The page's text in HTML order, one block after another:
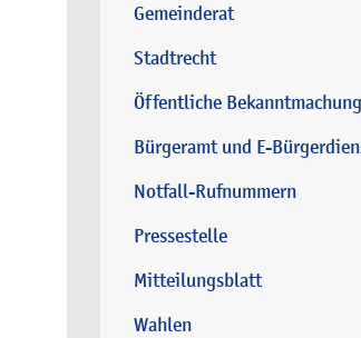
Gemeinderat
Stadtrecht
Öffentliche
Bürgeramt und E-
Notfall-Rufnummern
Pressestelle
Mitteilungsblatt
Wahlen